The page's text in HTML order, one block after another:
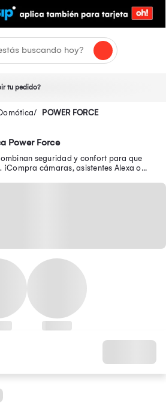
tu pedido?
POWER FORCE
Power Force
seguridad y confort para que
cámaras, asistentes Alexa o